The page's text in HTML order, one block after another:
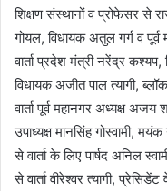
शिक्षण संस्थानों व प्रोफेसर से
गोयल, विधायक अतुल गर्ग व पूर्व
वार्ता प्रदेश मंत्री नरेंद्र कश्यप,
विधायक अजीत पाल त्यागी,
वार्ता पूर्व महानगर अध्यक्ष अजय
उपाध्यक्ष मानसिंह गोस्वामी,
से वार्ता के लिए पार्षद अनिल
से वार्ता वीरेश्वर त्यागी,